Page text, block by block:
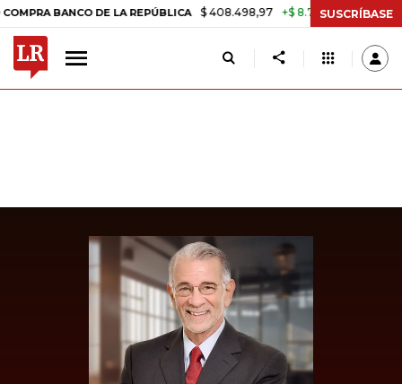
BANCO DE LA REPÚBLICA $ 408.498,97 +$ 8.753,81 +2,19% TASA
SUSCRÍBASE